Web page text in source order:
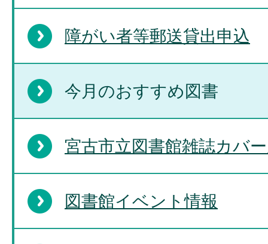
障がい者等郵送貸出申込
今月のおすすめ図書
宮古市立図書館雑誌カバ
図書館イベント情報